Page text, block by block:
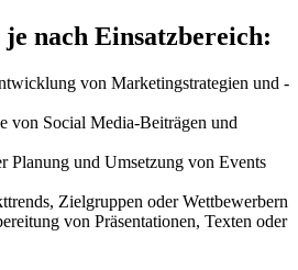
nach Einsatzbereich:
von Marketingstrategien und -
von Social Media-Beiträgen und
Planung und Umsetzung von Events
Zielgruppen oder Wettbewerbern
von Präsentationen, Texten oder